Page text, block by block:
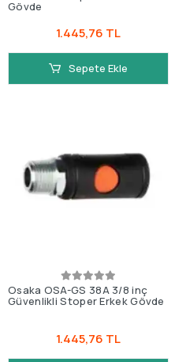
Gövde
1.445,76 TL
Sepete Ekle
Osaka OSA-GS 38A 3/8 inç
Güvenlikli Stoper Erkek Gövde
1.445,76 TL